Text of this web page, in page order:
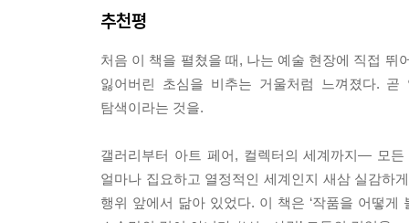
나와 함께 있는 시간이 잭에게는 얼마나 힘든 일
그가 자기 배를 가리키며 말했다. “이게 다 당신 때
그렇게 몇 주가 지나자 뭔가 우스워지기 시작했다
하고 무난한 이야기를 할 때도 오프 더 레코드를 걸
그러나 315에서 몇 달을 보내고 나니 나도 겁이
자기 성찰적 에세이기도 하다.
“왜 이것은 추하고, 저것은 아름다운가?”
‘예술은 어렵다’는 당신에게 건네는 작은 혁명 같은
때까지 캔버스를 펼치고, 갤러리의 온갖 벽을 몇
팔아보려고 고군분투한다. 억만장자 컬렉터들로
엉덩이에 자신의 얼굴을 마주대는 경험도 마다하
추천평
처음 이 책을 펼쳤을 때, 나는 예술 현장에 직접 뛰
잃어버린 초심을 비추는 거울처럼 느껴졌다.
탐색이라는 것을.
갤러리부터 아트 페어, 컬렉터의 세계까지― 모
얼마나 집요하고 열정적인 세계인지 새삼 실감하
행위 앞에서 닮아 있었다. 이 책은 ‘작품을 어떻게